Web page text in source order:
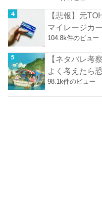
【悲報】元
マイレージカ
104.8k件のビュー
【ネタバレ考
よく考えたら
98.1k件のビュー